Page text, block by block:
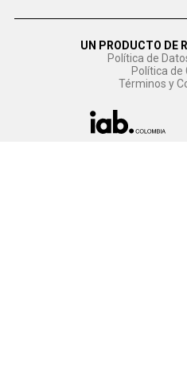
UN PRODUCTO DE
Política de
Política de
Términos y